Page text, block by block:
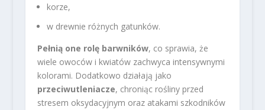
korze,
w drewnie różnych gatunków.
Pełnią one rolę barwników, co sprawia, że
wiele owoców i kwiatów zachwyca intensywnymi
kolorami. Dodatkowo działają jako
przeciwutleniacze, chroniąc rośliny przed
stresem oksydacyjnym oraz atakami szkodników